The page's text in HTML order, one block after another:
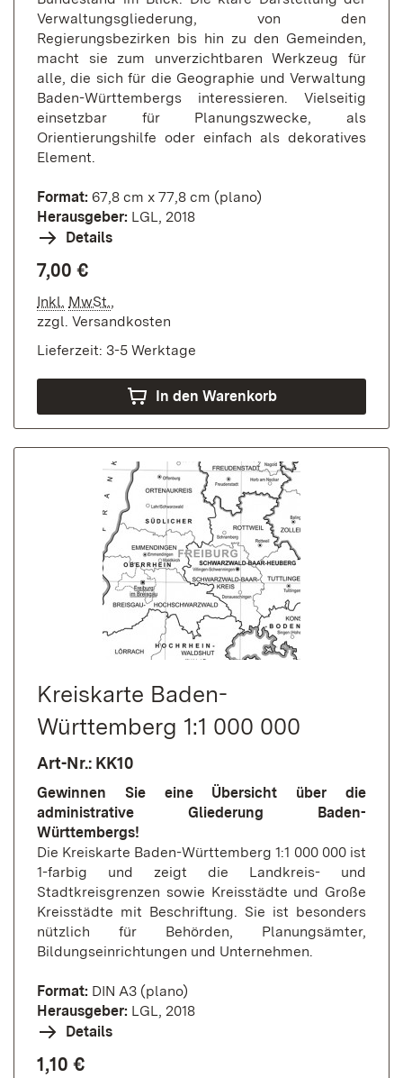
Verwaltungsgliederung, von den
Regierungsbezirken bis hin zu den Gemeinden,
macht sie zum unverzichtbaren Werkzeug für
alle, die sich für die Geographie und Verwaltung
Baden-Württembergs interessieren. Vielseitig
einsetzbar für Planungszwecke, als
Orientierungshilfe oder einfach als dekoratives
Element.
Format: 67,8 cm x 77,8 cm (plano)
Herausgeber: LGL, 2018
Details
7,00 €
Inkl. MwSt.,
zzgl. Versandkosten
Lieferzeit: 3-5 Werktage
In den Warenkorb
Kreiskarte Baden-
Württemberg 1:1 000 000
Art-Nr.: KK10
Gewinnen Sie eine Übersicht über die
administrative Gliederung Baden-
Württembergs!
Die Kreiskarte Baden-Württemberg 1:1 000 000 ist
1-farbig und zeigt die Landkreis- und
Stadtkreisgrenzen sowie Kreisstädte und Große
Kreisstädte mit Beschriftung. Sie ist besonders
nützlich für Behörden, Planungsämter,
Bildungseinrichtungen und Unternehmen.
Format: DIN A3 (plano)
Herausgeber: LGL, 2018
Details
1,10 €